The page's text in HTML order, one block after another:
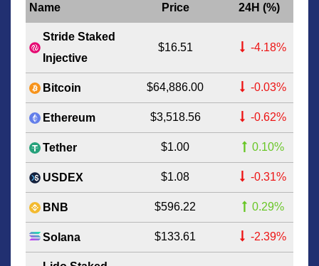
Name Price 24H (%)
Stride Staked
Injective
$16.51 -4.18%
Bitcoin $64,886.00 -0.03%
Ethereum $3,518.56 -0.62%
Tether $1.00 0.10%
USDEX $1.08 -0.31%
BNB $596.22 0.29%
Solana $133.61 -2.39%